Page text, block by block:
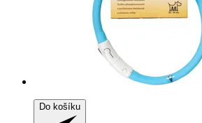
Do košíku